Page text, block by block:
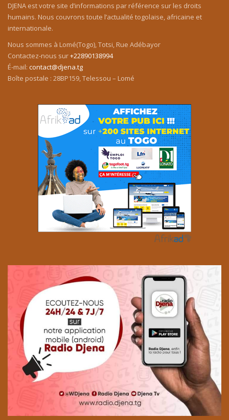
DJENA est votre site d’informations par référence sur les droits
humains. Nous couvrons toute l’actualité togolaise, africaine et
internationale.
Nous sommes à Lomé(Togo), Totsi, Rue Adébayor
Contactez-nous sur+22890138994
É-mail: contact@djena.tg
Boîte postale : 28BP159, Telessou – Lomé